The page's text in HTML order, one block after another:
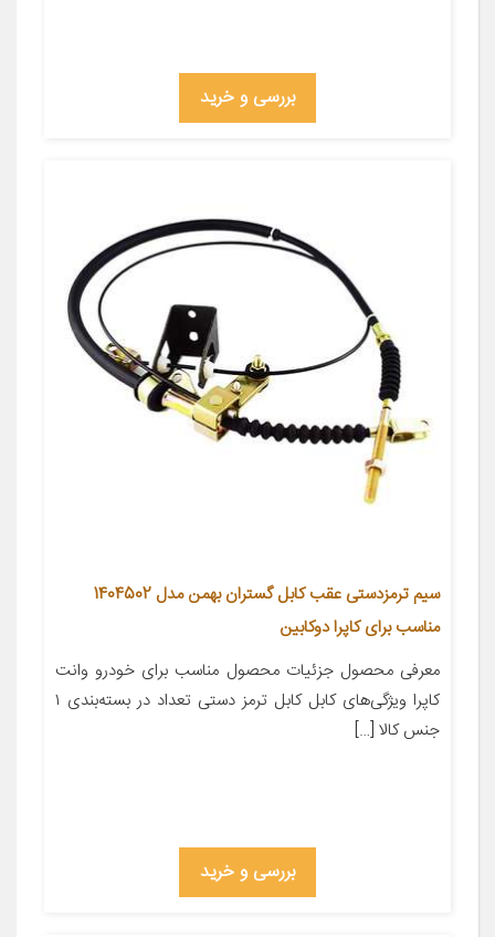
بررسی و خرید
سیم ترمزدستی عقب کابل گستران بهمن مدل 1404502
مناسب برای کاپرا دوکابین
معرفی محصول جزئیات محصول مناسب برای خودرو وانت
کاپرا ویژگی‌های کابل کابل ترمز دستی تعداد در بسته‌بندی ۱
جنس کالا […]
بررسی و خرید